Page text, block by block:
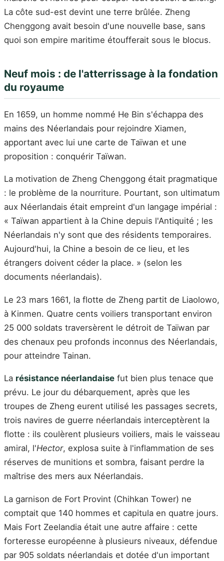
La côte sud-est devint une terre brûlée. Zheng
Chenggong avait besoin d'une nouvelle base, sans
quoi son empire maritime étoufferait sous le blocus.
Neuf mois : de l'atterrissage à la fondation
du royaume
En 1659, un homme nommé He Bin s'échappa des
mains des Néerlandais pour rejoindre Xiamen,
apportant avec lui une carte de Taïwan et une
proposition : conquérir Taïwan.
La motivation de Zheng Chenggong était pragmatique
: le problème de la nourriture. Pourtant, son ultimatum
aux Néerlandais était empreint d'un langage impérial :
« Taïwan appartient à la Chine depuis l'Antiquité ; les
Néerlandais n'y sont que des résidents temporaires.
Aujourd'hui, la Chine a besoin de ce lieu, et les
étrangers doivent céder la place. » (selon les
documents néerlandais).
Le 23 mars 1661, la flotte de Zheng partit de Liaolowo,
à Kinmen. Quatre cents voiliers transportant environ
25 000 soldats traversèrent le détroit de Taïwan par
des chenaux peu profonds inconnus des Néerlandais,
pour atteindre Tainan.
La résistance néerlandaise fut bien plus tenace que
prévu. Le jour du débarquement, après que les
troupes de Zheng eurent utilisé les passages secrets,
trois navires de guerre néerlandais interceptèrent la
flotte : ils coulèrent plusieurs voiliers, mais le vaisseau
amiral, l'Hector, explosa suite à l'inflammation de ses
réserves de munitions et sombra, faisant perdre la
maîtrise des mers aux Néerlandais.
La garnison de Fort Provint (Chihkan Tower) ne
comptait que 140 hommes et capitula en quatre jours.
Mais Fort Zeelandia était une autre affaire : cette
forteresse européenne à plusieurs niveaux, défendue
par 905 soldats néerlandais et dotée d'un important